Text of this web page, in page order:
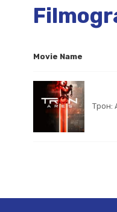
Movie Name
Трон: